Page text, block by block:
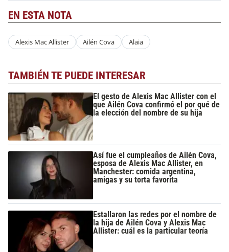
EN ESTA NOTA
Alexis Mac Allister Ailén Cova Alaia
TAMBIÉN TE PUEDE INTERESAR
El gesto de Alexis Mac Allister con el
que Ailén Cova confirmó el por qué de
la elección del nombre de su hija
Así fue el cumpleaños de Ailén Cova,
esposa de Alexis Mac Allister, en
Manchester: comida argentina,
amigas y su torta favorita
Estallaron las redes por el nombre de
la hija de Ailén Cova y Alexis Mac
Allister: cuál es la particular teoría